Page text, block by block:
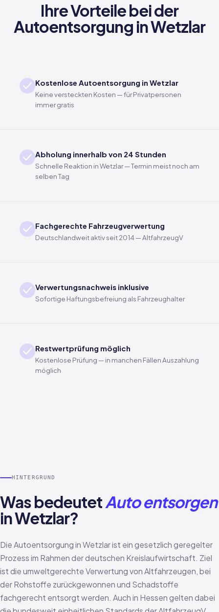
Ihre Vorteile bei der
Autoentsorgung in Wetzlar
Kostenlose Autoentsorgung in Wetzlar
Keine versteckten Kosten — für Privatpersonen
immer gratis
Abholung innerhalb von 24 Stunden
Schnelle Reaktion in Wetzlar — Termin meist noch am
selben Tag
Fachgerechte Fahrzeugverwertung
Deutschlandweit aktiv seit 2014 — AltfahrzeugV
Verwertungsnachweis inklusive
Sofortige Haftungsbefreiung als Fahrzeughalter
Restwertprüfung möglich
Kostenlose Prüfung — in manchen Fällen Auszahlung
möglich
HINTERGRUND
Was bedeutetAuto entsorgen
in Wetzlar?
Die Autoentsorgung in Wetzlar ist ein gesetzlich geregelter
Prozess im Rahmen der deutschen Kreislaufwirtschaft. Ziel
ist die umweltgerechte Verwertung von Altfahrzeugen, bei
der Rohstoffe zurückgewonnen und Schadstoffe
fachgerecht entsorgt werden. Auch in Hessen gelten dabei